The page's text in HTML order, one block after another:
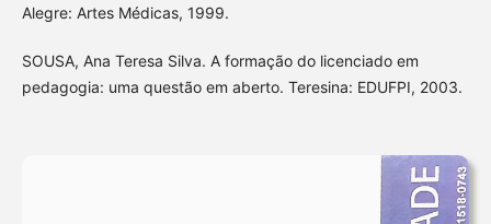
Alegre: Artes Médicas, 1999.
SOUSA, Ana Teresa Silva. A formação do licenciado em
pedagogia: uma questão em aberto. Teresina: EDUFPI, 2003.